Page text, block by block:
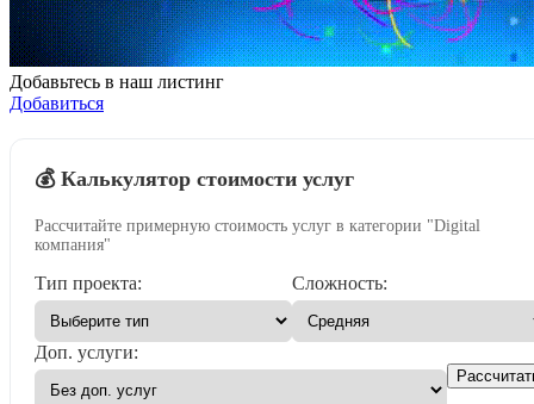
Добавьтесь в наш листинг
Добавиться
💰 Калькулятор стоимости услуг
Рассчитайте примерную стоимость услуг в категории "Digital
компания"
Тип проекта: Сложность:
Доп. услуги: